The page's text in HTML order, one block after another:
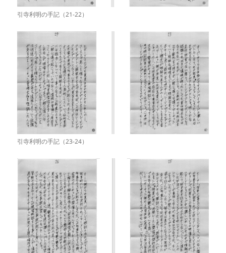
引寺利明の手記（21-22）
引寺利明の手記（23-24）